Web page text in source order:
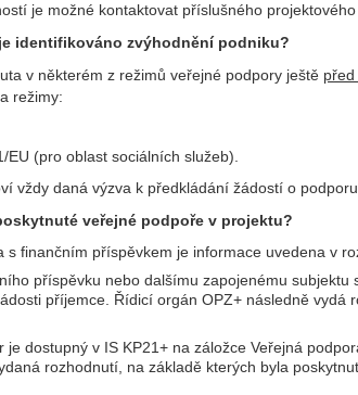
je možné kontaktovat příslušného projektového
identifikováno zvýhodnění podniku?
v některém z režimů veřejné podpory ještě
režimy:
(pro oblast sociálních služeb).
vždy daná výzva k předkládání žádostí o podporu.
veřejné podpoře v projektu?
s finančním příspěvkem je informace uvedena v
příspěvku nebo dalšímu zapojenému
příjemce. Řídicí orgán OPZ+ následně vydá
je dostupný v IS KP21+ na záložce Veřejná
rozhodnutí, na základě kterých byla